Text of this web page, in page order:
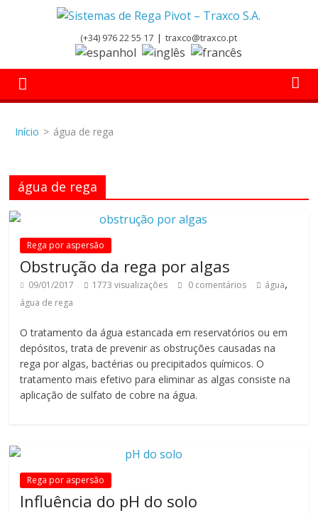
Sistemas
de
Rega
Pivot
–
Traxco
S.A.
Sistemas
de
Rega
Pivot
(+34) 976 22 55 17 | traxco@traxco.pt
Início > água de rega
água de rega
Rega por aspersão
Obstrução da rega por algas
09/01/2017 1773 visualizações 0 comentários água,
água de rega
O tratamento da água estancada em reservatórios ou em
depósitos, trata de prevenir as obstruções causadas na
rega por algas, bactérias ou precipitados químicos. O
tratamento mais efetivo para eliminar as algas consiste na
aplicação de sulfato de cobre na água.
Rega por aspersão
Influência do pH do solo